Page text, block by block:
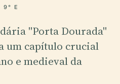
9° E
"Porta Dourada"
um capítulo crucial
e medieval da